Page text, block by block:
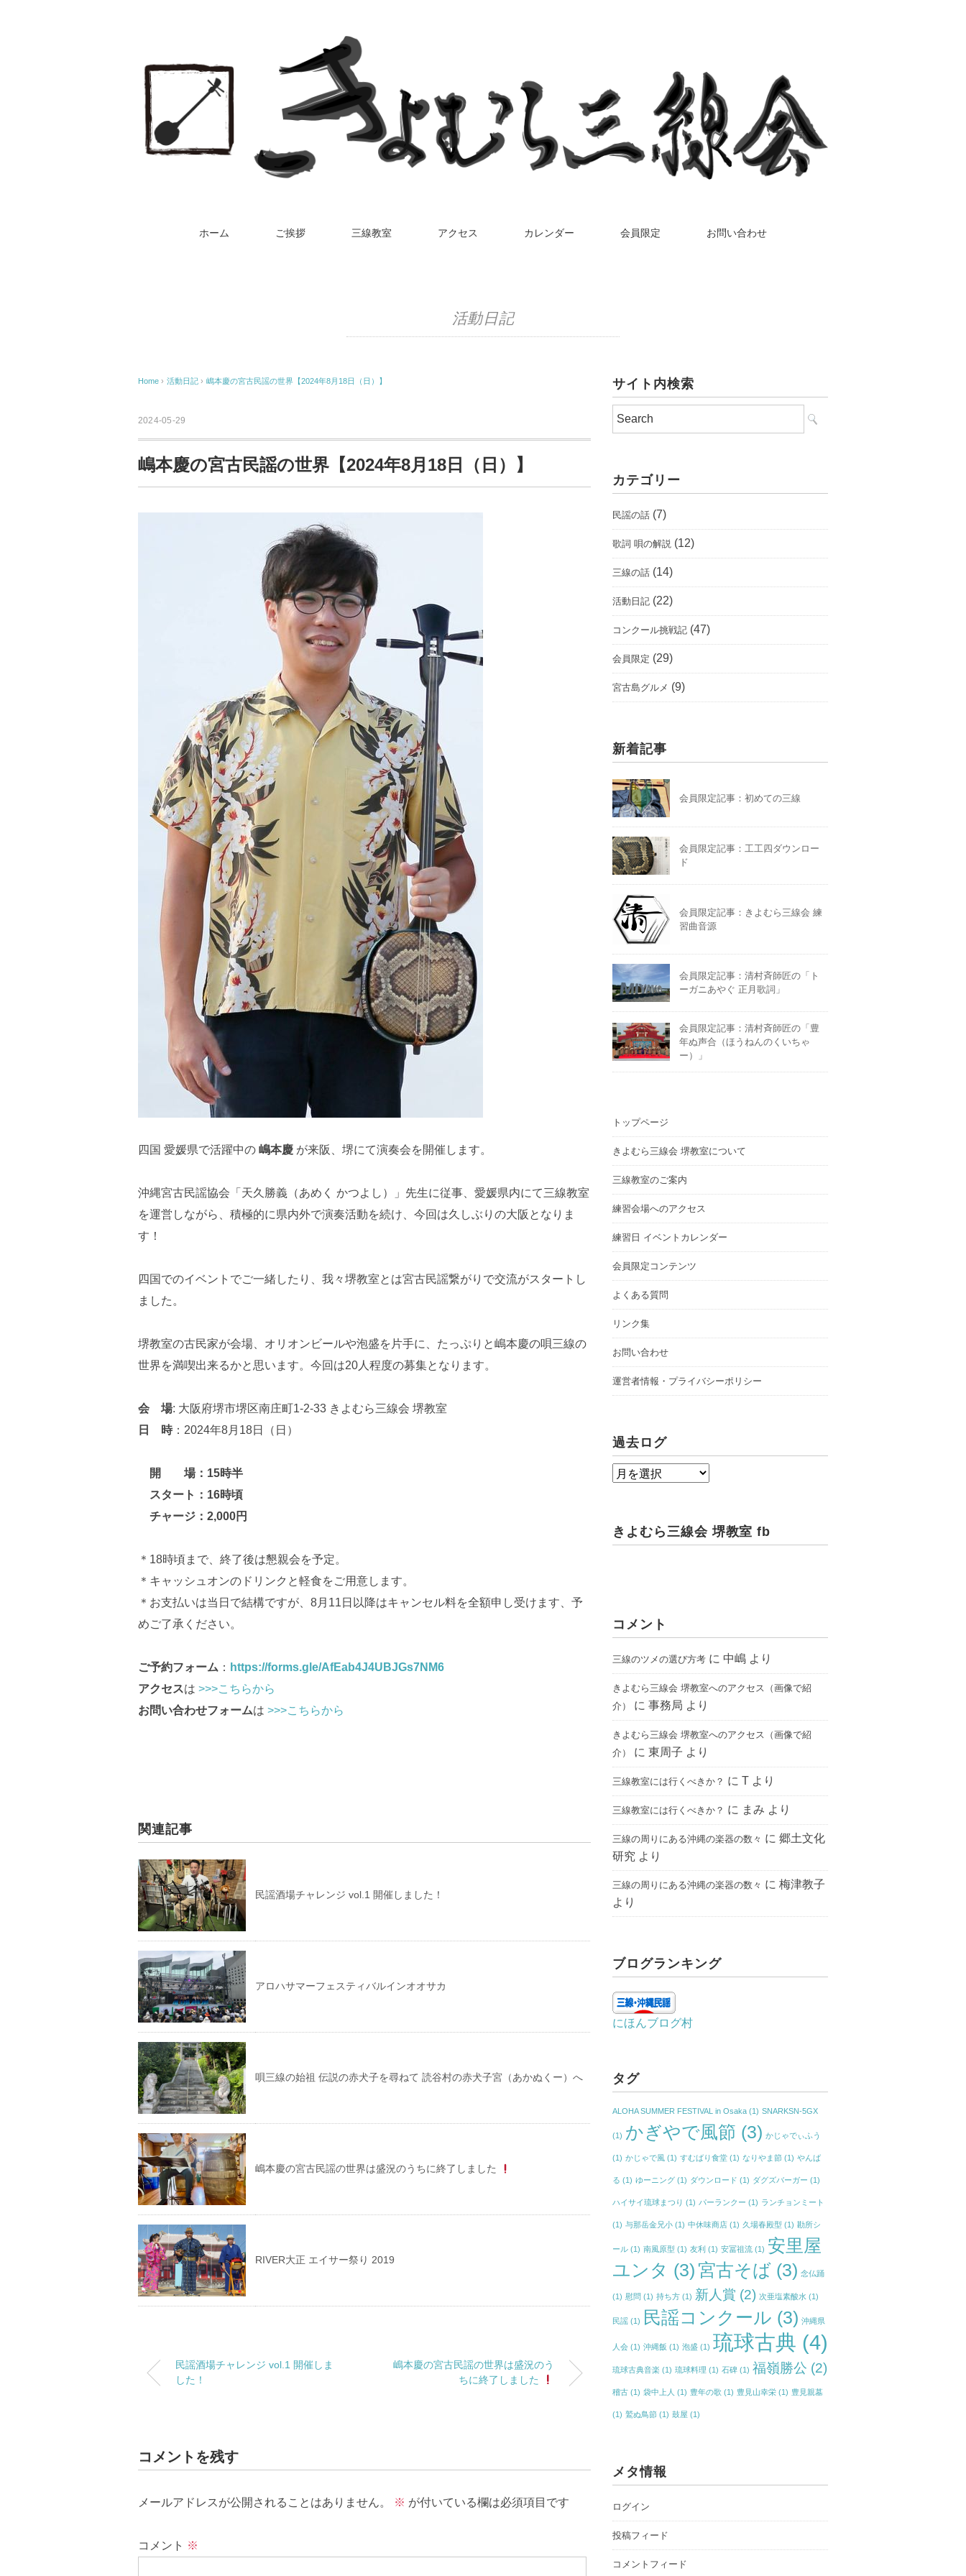
ホーム ご挨拶 三線教室 アクセス カレンダー 会員限定 お問い合わせ
活動日記
Home › 活動日記 › 嶋本慶の宮古民謡の世界【2024年8月18日（日）】
2024-05-29
嶋本慶の宮古民謡の世界【2024年8月18日（日）】
四国 愛媛県で活躍中の 嶋本慶 が来阪、堺にて演奏会を開催します。
沖縄宮古民謡協会「天久勝義（あめく かつよし）」先生に従事、愛媛県内にて三線教室
を運営しながら、積極的に県内外で演奏活動を続け、今回は久しぶりの大阪となりま
す！
四国でのイベントでご一緒したり、我々堺教室とは宮古民謡繋がりで交流がスタートし
ました。
堺教室の古民家が会場、オリオンビールや泡盛を片手に、たっぷりと嶋本慶の唄三線の
世界を満喫出来るかと思います。今回は20人程度の募集となります。
会 場: 大阪府堺市堺区南庄町1-2-33 きよむら三線会 堺教室
日 時：2024年8月18日（日）
開 場：15時半
スタート：16時頃
チャージ：2,000円
＊18時頃まで、終了後は懇親会を予定。
＊キャッシュオンのドリンクと軽食をご用意します。
＊お支払いは当日で結構ですが、8月11日以降はキャンセル料を全額申し受けます、予
めご了承ください。
ご予約フォーム ： https://forms.gle/AfEab4J4UBJGs7NM6
アクセスは >>>こちらから
お問い合わせフォームは >>>こちらから
関連記事
民謡酒場チャレンジ vol.1 開催しました！
アロハサマーフェスティバルインオオサカ
唄三線の始祖 伝説の赤犬子を尋ねて 読谷村の赤犬子宮（あかぬくー）へ
嶋本慶の宮古民謡の世界は盛況のうちに終了しました
RIVER大正 エイサー祭り 2019
民謡酒場チャレンジ vol.1 開催しま
した！
嶋本慶の宮古民謡の世界は盛況のう
ちに終了しました
コメントを残す
メールアドレスが公開されることはありません。 ※ が付いている欄は必須項目です
コメント ※
サイト内検索
カテゴリー
民謡の話 (7)
歌詞 唄の解説 (12)
三線の話 (14)
活動日記 (22)
コンクール挑戦記 (47)
会員限定 (29)
宮古島グルメ (9)
新着記事
会員限定記事：初めての三線
会員限定記事：工工四ダウンロー
ド
会員限定記事：きよむら三線会 練
習曲音源
会員限定記事：清村斉師匠の「ト
ーガニあやぐ 正月歌詞」
会員限定記事：清村斉師匠の「豊
年ぬ声合（ほうねんのくいちゃ
ー）」
トップページ
きよむら三線会 堺教室について
三線教室のご案内
練習会場へのアクセス
練習日 イベントカレンダー
会員限定コンテンツ
よくある質問
リンク集
お問い合わせ
運営者情報・プライバシーポリシー
過去ログ
過
グ
きよむら三線会 堺教室 fb
コメント
三線のツメの選び方考 に 中嶋 より
きよむら三線会 堺教室へのアクセス（画像で紹
介）
に事務局 より
きよむら三線会 堺教室へのアクセス（画像で紹
介）
に東周子 より
三線教室には行くべきか？ にT より
三線教室には行くべきか？ に まみ より
三線の周りにある沖縄の楽器の数々 に郷土文化
研究 より
三線の周りにある沖縄の楽器の数々 に梅津教子
より
ブログランキング
にほんブログ村
タグ
ALOHA SUMMER FESTIVAL in Osaka (1) SNARKSN-5GX
(1) かぎやで風節 (3) かじゃでぃふう
(1) かじゃで風 (1) すむばり食堂 (1) なりやま節 (1) やんば
る (1) ゆーニング (1) ダウンロード (1) ダグズバーガー (1)
ハイサイ琉球まつり (1) パーランクー (1) ランチョンミート
(1) 与那岳金兄小 (1) 中休味商店 (1) 久場春殿型 (1) 勘所シ
ール (1) 南風原型 (1) 友利 (1) 安冨祖流 (1) 安里屋
ユンタ (3) 宮古そば (3) 念仏踊
(1) 慰問 (1) 持ち方 (1) 新人賞 (2) 次亜塩素酸水 (1)
民謡 (1) 民謡コンクール (3) 沖縄県
人会 (1) 沖縄飯 (1) 泡盛 (1) 琉球古典 (4)
琉球古典音楽 (1) 琉球料理 (1) 石碑 (1) 福嶺勝公 (2)
稽古 (1) 袋中上人 (1) 豊年の歌 (1) 豊見山幸栄 (1) 豊見親墓
(1) 鷲ぬ鳥節 (1) 鼓屋 (1)
メタ情報
ログイン
投稿フィード
コメントフィード